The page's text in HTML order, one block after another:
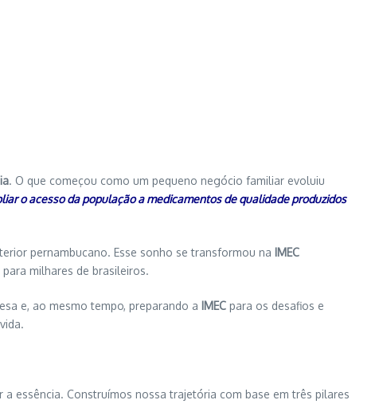
. O que começou como um pequeno negócio familiar evoluiu
o acesso da população a medicamentos de qualidade produzidos
pernambucano. Esse sonho se transformou na IMEC
milhares de brasileiros.
e, ao mesmo tempo, preparando a IMEC para os desafios e
essência. Construímos nossa trajetória com base em três pilares